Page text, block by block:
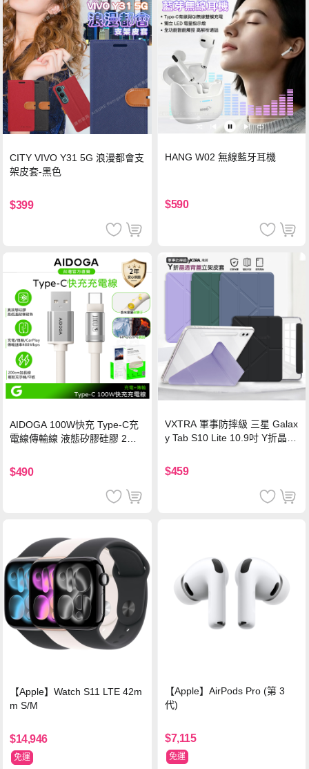
CITY VIVO Y31 5G 浪漫都會支
架皮套-黑色
$399
HANG W02 無線藍牙耳機
$590
AIDOGA 100W快充 Type-C充
電線傳輸線 液態矽膠硅膠 2M
$490
VXTRA 軍事防摔級 三星 Galax
y Tab S10 Lite 10.9吋 Y折晶透
$459
【Apple】Watch S11 LTE 42m
m S/M
$14,946
免運
【Apple】AirPods Pro (第 3
代)
$7,115
免運